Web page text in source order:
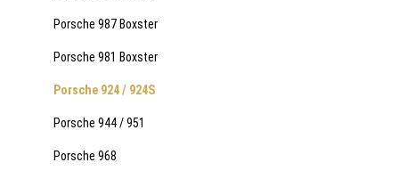
Porsche 987 Boxster
Porsche 981 Boxster
Porsche 924 / 924S
Porsche 944 / 951
Porsche 968